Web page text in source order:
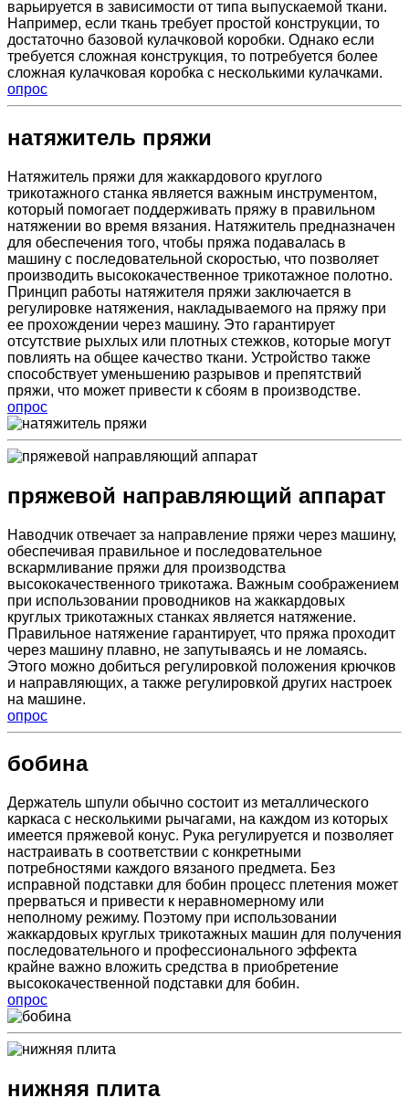
варьируется в зависимости от типа выпускаемой ткани.
Например, если ткань требует простой конструкции, то
достаточно базовой кулачковой коробки. Однако если
требуется сложная конструкция, то потребуется более
сложная кулачковая коробка с несколькими кулачками.
опрос
натяжитель пряжи
Натяжитель пряжи для жаккардового круглого
трикотажного станка является важным инструментом,
который помогает поддерживать пряжу в правильном
натяжении во время вязания. Натяжитель предназначен
для обеспечения того, чтобы пряжа подавалась в
машину с последовательной скоростью, что позволяет
производить высококачественное трикотажное полотно.
Принцип работы натяжителя пряжи заключается в
регулировке натяжения, накладываемого на пряжу при
ее прохождении через машину. Это гарантирует
отсутствие рыхлых или плотных стежков, которые могут
повлиять на общее качество ткани. Устройство также
способствует уменьшению разрывов и препятствий
пряжи, что может привести к сбоям в производстве.
опрос
пряжевой направляющий аппарат
Наводчик отвечает за направление пряжи через машину,
обеспечивая правильное и последовательное
вскармливание пряжи для производства
высококачественного трикотажа. Важным соображением
при использовании проводников на жаккардовых
круглых трикотажных станках является натяжение.
Правильное натяжение гарантирует, что пряжа проходит
через машину плавно, не запутываясь и не ломаясь.
Этого можно добиться регулировкой положения крючков
и направляющих, а также регулировкой других настроек
на машине.
опрос
бобина
Держатель шпули обычно состоит из металлического
каркаса с несколькими рычагами, на каждом из которых
имеется пряжевой конус. Рука регулируется и позволяет
настраивать в соответствии с конкретными
потребностями каждого вязаного предмета. Без
исправной подставки для бобин процесс плетения может
прерваться и привести к неравномерному или
неполному режиму. Поэтому при использовании
жаккардовых круглых трикотажных машин для получения
последовательного и профессионального эффекта
крайне важно вложить средства в приобретение
высококачественной подставки для бобин.
опрос
нижняя плита